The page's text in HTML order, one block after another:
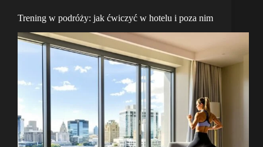
Trening w podróży: jak ćwiczyć w hotelu i poza nim